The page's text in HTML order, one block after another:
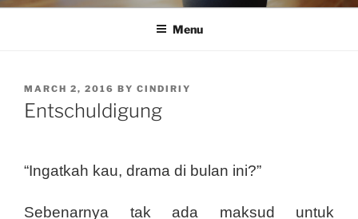
Menu
POSTED
ON
MARCH 2, 2016 BY CINDIRIY
Entschuldigung
“Ingatkah kau, drama di bulan ini?”
Sebenarnya tak ada maksud untuk